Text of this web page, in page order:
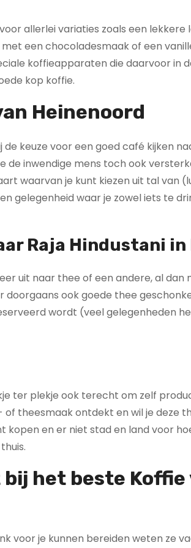
allerlei variaties zoals een lekkere
een chocoladesmaak of een
koffieapparaten die daarvoor in
kop koffie.
Heinenoord
de keuze voor een goed café kijken
de inwendige mens toch ook
waarvan je kunt kiezen uit tal van
gelegenheid waar je zowel iets te
Raja Hindustani
uit naar thee of een andere, al dan
ook goede thee
wordt (veel gelegenheden
ter plekje ook terecht om zelf
theesmaak ontdekt en wil je deze
en er niet stad en land voor
het beste Koffie
voor je kunnen bereiden weten ze